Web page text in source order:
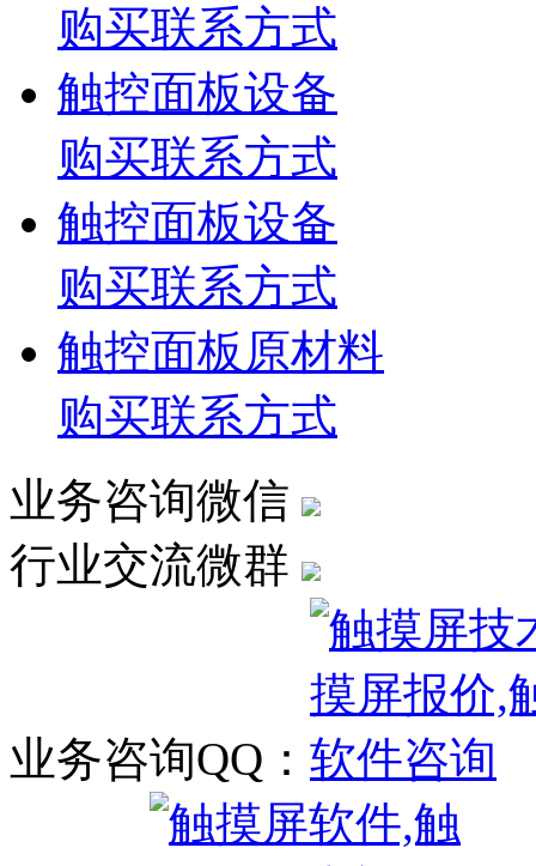
购买联系方式
触控面板设备
购买联系方式
触控面板设备
购买联系方式
触控面板原材料
购买联系方式
业务咨询微信
行业交流微群
业务咨询QQ：